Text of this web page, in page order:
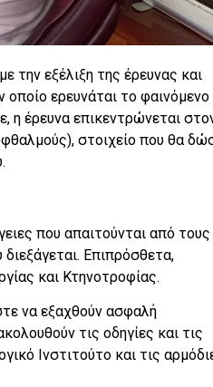
την εξέλιξη της έρευνας και
ερευνάται το
η έρευνα επικεντρώνεται
στοιχείο που θα
που απαιτούνται από τους
Επιπρόσθετα,
και Κτηνοτροφίας.
να εξαχθούν ασφαλή
τις οδηγίες και τις
Ινστιτούτο και τις